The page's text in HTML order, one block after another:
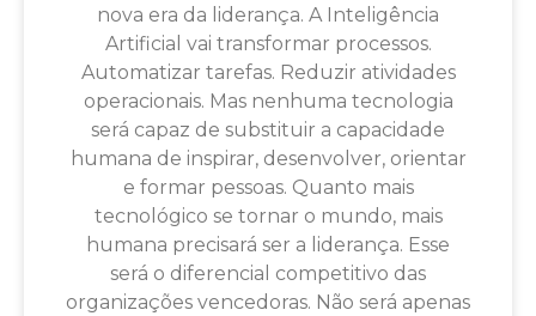
nova era da liderança. A Inteligência
Artificial vai transformar processos.
Automatizar tarefas. Reduzir atividades
operacionais. Mas nenhuma tecnologia
será capaz de substituir a capacidade
humana de inspirar, desenvolver, orientar
e formar pessoas. Quanto mais
tecnológico se tornar o mundo, mais
humana precisará ser a liderança. Esse
será o diferencial competitivo das
organizações vencedoras. Não será apenas